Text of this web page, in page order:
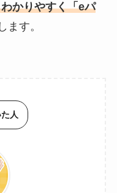
かりやすく「eパ
ます。
人